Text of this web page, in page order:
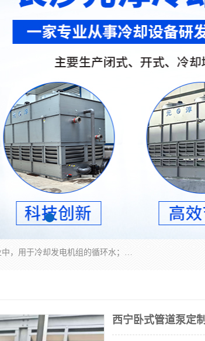
冷却塔广泛应用于工业、电力行业、空调系统等领域。在电力行业中，用于冷却发电机组的循环水；在工业生产中，如化工、冶金等行业，可降低生产过程中产生的热量；在空调系统中，为空调设备提供冷却水源
西宁卧式管道泵定